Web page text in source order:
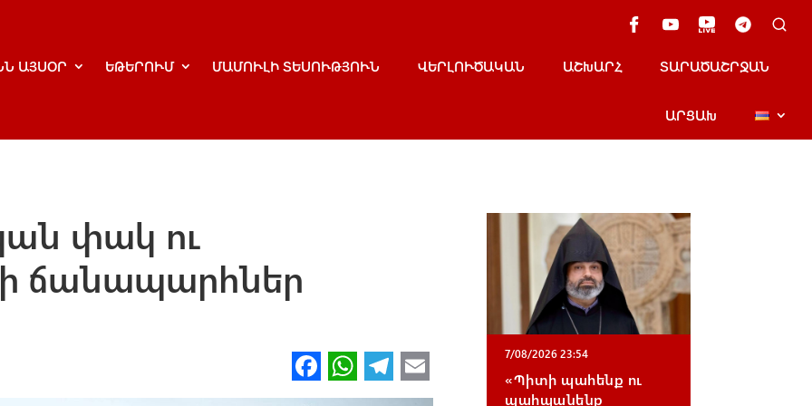
ԱՅՍՕՐ ԵԹԵՐՈՒՄ ՄԱՄՈՒԼԻ ՏԵՍՈՒԹՅՈՒՆ ՎԵՐԼՈՒԾԱԿԱՆ ԱՇԽԱՐՀ ՏԱՐԱԾԱՇՐՋԱՆ
ԱՐՑԱԽ
փակ ու
ճանապարհներ
Fa
ce
W
h
Te
le m
7/08/2026 23:54
«Պիտի պահենք ու
պահպանենք